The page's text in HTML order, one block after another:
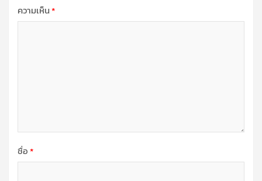
ความเห็น*
ชื่อ*